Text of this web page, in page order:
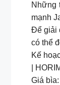
Những
mạnh
Để giải
có thể
Kế
|
Giá